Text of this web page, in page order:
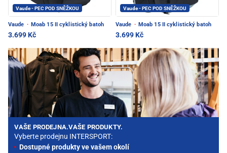
Vaude - PEC POD SNĚŽKOU
Vaude · Moab 15 II cyklistický batoh
3.699 Kč
Vaude - PEC POD SNĚŽKOU
Vaude · Moab 15 II cyklistický batoh
3.699 Kč
VAŠE PRODEJNA.VAŠE PRODUKTY.
Vyberte prodejnu INTERSPORT:
Dostupné produkty ve vašem okolí